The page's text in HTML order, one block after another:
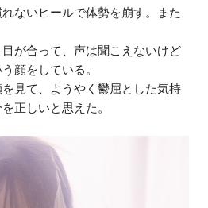
ないヒールで体勢を崩す。また
が合って、声は聞こえないけど
顔をしている。
見て、ようやく鬱屈とした気持
正しいと思えた。